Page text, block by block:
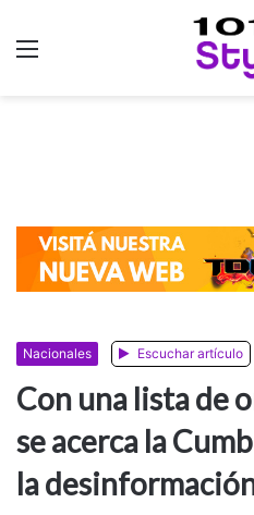
Nacionales Escuchar artículo
Con una lista de
se acerca la
la